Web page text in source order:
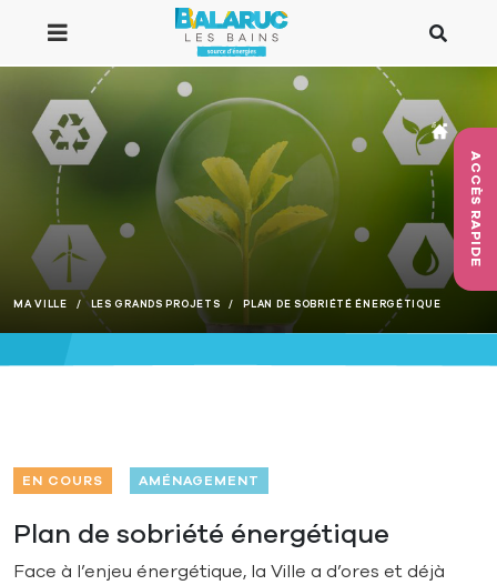
Aller au contenu principal
ACCÈS RAPIDE
MA VILLE LES GRANDS PROJETS PLAN DE SOBRIÉTÉ ÉNERGÉTIQUE
EN COURS AMÉNAGEMENT
Plan de sobriété énergétique
Face à l’enjeu énergétique, la Ville a d’ores et déjà